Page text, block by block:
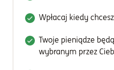
Wpłacaj kiedy
Twoje pieniądze
wybranym przez